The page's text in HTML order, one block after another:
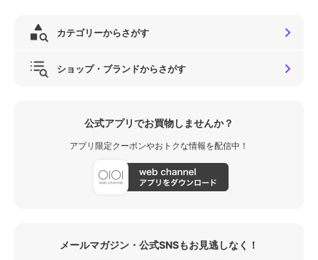
カテゴリーからさがす
ショップ・ブランドからさがす
公式アプリでお買物しませんか？
アプリ限定クーポンやおトクな情報を配信中！
メールマガジン・公式SNSもお見逃しなく！